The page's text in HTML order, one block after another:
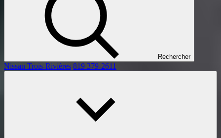
Rechercher
Nissan Trois-Rivières 819 379-2611